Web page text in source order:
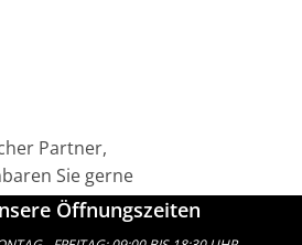
Partner,
Sie gerne
Öffnungszeiten